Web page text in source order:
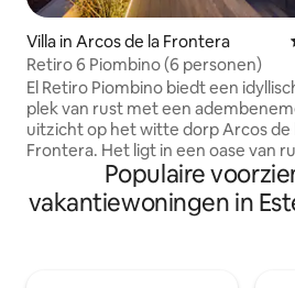
Villa in Arcos de la Frontera
Retiro 6 Piombino (6 personen)
El Retiro Piombino biedt een
plek van rust met een
uitzicht op het witte dorp Arcos de
Frontera. Het ligt in een oase van
stilte midden in 65 hectare
met een eigen productie van extra
vierge olijfolie en biologische
Populaire
vakantiewoningen in